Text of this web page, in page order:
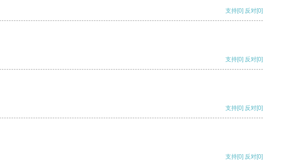
支持[0] 反对[0]
支持[0] 反对[0]
支持[0] 反对[0]
支持[0] 反对[0]